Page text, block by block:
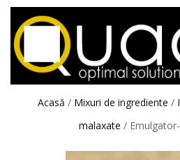
Acasă / Mixuri de ingrediente /
malaxate /